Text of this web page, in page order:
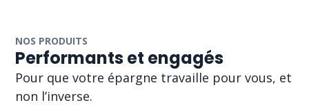
NOS PRODUITS
Performants et engagés
Pour que votre épargne travaille pour vous, et
non l’inverse.